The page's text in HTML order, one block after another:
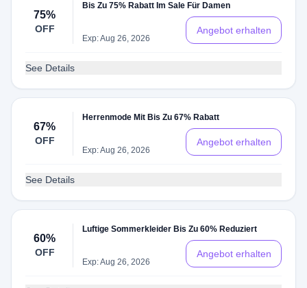
75%
OFF
Bis Zu 75% Rabatt Im Sale Für Damen
Exp: Aug 26, 2026
Angebot erhalten
See Details
67%
OFF
Herrenmode Mit Bis Zu 67% Rabatt
Exp: Aug 26, 2026
Angebot erhalten
See Details
60%
OFF
Luftige Sommerkleider Bis Zu 60% Reduziert
Exp: Aug 26, 2026
Angebot erhalten